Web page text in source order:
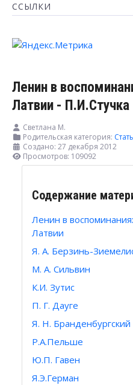
ССЫЛКИ
Ленин в
Латвии - П.И.Стучка
Светлана М.
Родительская категория:
Создано: 27 декабря 2012
Просмотров: 109092
Содержание
Ленин в
Латвии
Я. А. Берзинь-
М. А. Сильвин
К.И. Зутис
П. Г. Дауге
Я. Н. Бранденбургский
Р.А.Пельше
Ю.П. Гавен
Я.Э.Герман